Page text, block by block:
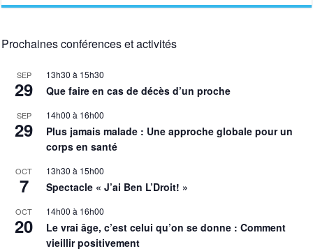
Prochaines conférences et activités
SEP
29
13h30 à 15h30
Que faire en cas de décès d’un proche
SEP
29
14h00 à 16h00
Plus jamais malade : Une approche globale pour un
corps en santé
OCT
7
13h30 à 15h00
Spectacle « J’ai Ben L’Droit! »
OCT
20
14h00 à 16h00
Le vrai âge, c’est celui qu’on se donne : Comment
vieillir positivement